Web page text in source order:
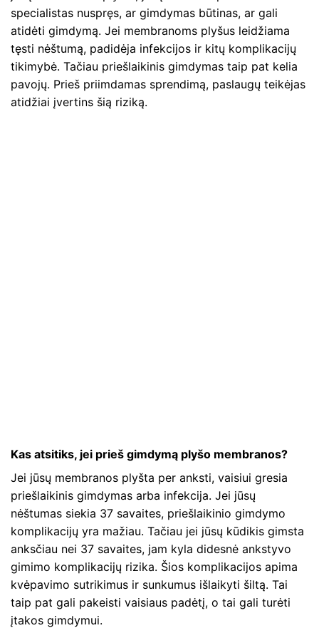
specialistas nuspręs, ar gimdymas būtinas, ar gali
atidėti gimdymą. Jei membranoms plyšus leidžiama
tęsti nėštumą, padidėja infekcijos ir kitų komplikacijų
tikimybė. Tačiau priešlaikinis gimdymas taip pat kelia
pavojų. Prieš priimdamas sprendimą, paslaugų teikėjas
atidžiai įvertins šią riziką.
Kas atsitiks, jei prieš gimdymą plyšo membranos?
Jei jūsų membranos plyšta per anksti, vaisiui gresia
priešlaikinis gimdymas arba infekcija. Jei jūsų
nėštumas siekia 37 savaites, priešlaikinio gimdymo
komplikacijų yra mažiau. Tačiau jei jūsų kūdikis gimsta
anksčiau nei 37 savaites, jam kyla didesnė ankstyvo
gimimo komplikacijų rizika. Šios komplikacijos apima
kvėpavimo sutrikimus ir sunkumus išlaikyti šiltą. Tai
taip pat gali pakeisti vaisiaus padėtį, o tai gali turėti
įtakos gimdymui.